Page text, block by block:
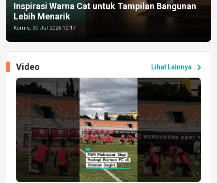
Inspirasi Warna Cat untuk Tampilan Bangunan
Lebih Menarik
Kamis, 30 Jul 2026 10:17
Lihat Lainnya chevron_right
Video